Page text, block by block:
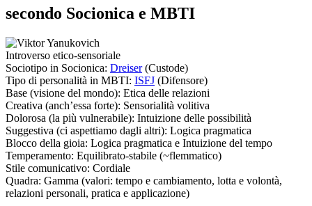
secondo Socionica e MBTI
Introverso etico-sensoriale
Sociotipo in Socionica: Dreiser(Custode)
Tipo di personalità in MBTI: ISFJ (Difensore)
Base (visione del mondo): Etica delle relazioni
Creativa (anch’essa forte): Sensorialità volitiva
Dolorosa (la più vulnerabile): Intuizione delle possibilità
Suggestiva (ci aspettiamo dagli altri): Logica pragmatica
Blocco della gioia: Logica pragmatica e Intuizione del tempo
Temperamento: Equilibrato-stabile (~flemmatico)
Stile comunicativo: Cordiale
Quadra: Gamma (valori: tempo e cambiamento, lotta e volontà,
relazioni personali, pratica e applicazione)